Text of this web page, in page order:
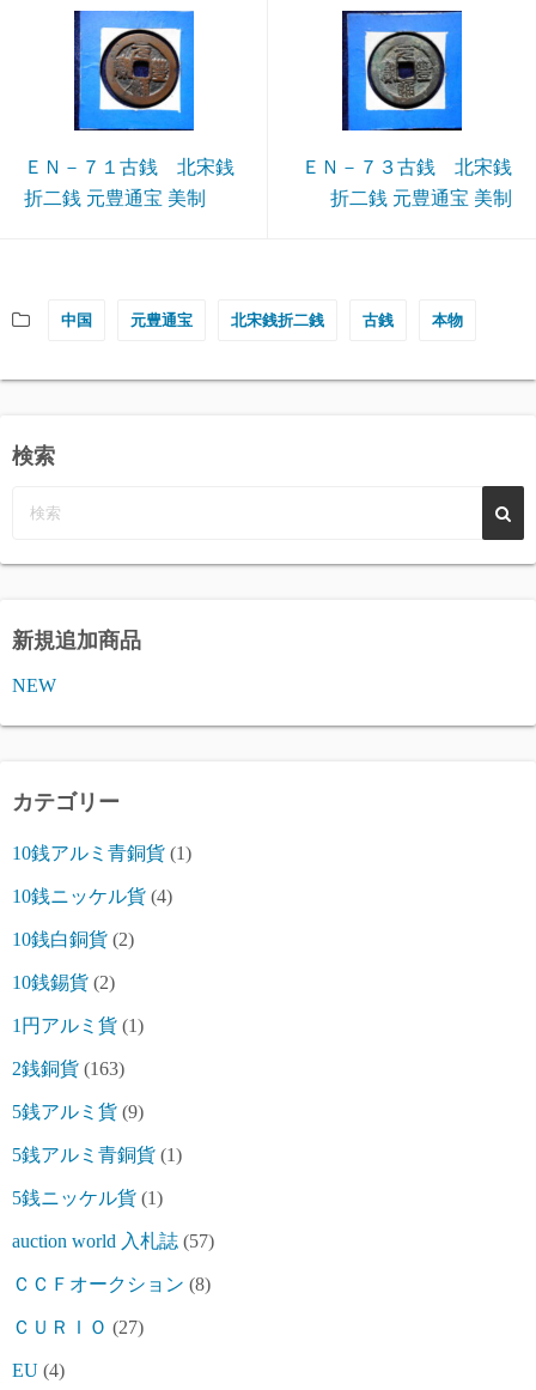
ＥＮ－７１古銭 北宋銭
折二銭 元豊通宝 美制
ＥＮ－７３古銭 北宋銭
折二銭 元豊通宝 美制
中国 元豊通宝 北宋銭折二銭 古銭 本物
検索
新規追加商品
NEW
カテゴリー
10銭アルミ青銅貨 (1)
10銭ニッケル貨 (4)
10銭白銅貨 (2)
10銭錫貨 (2)
1円アルミ貨 (1)
2銭銅貨 (163)
5銭アルミ貨 (9)
5銭アルミ青銅貨 (1)
5銭ニッケル貨 (1)
auction world 入札誌 (57)
ＣＣＦオークション (8)
ＣＵＲＩＯ (27)
EU (4)